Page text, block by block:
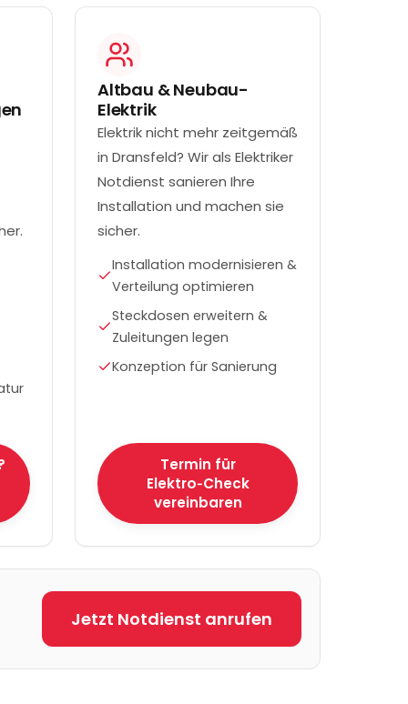
Altbau & Neubau-
Elektrik
Elektrik nicht mehr zeitgemäß
in Dransfeld? Wir als Elektriker
Notdienst sanieren Ihre
Installation und machen sie
sicher.
Installation modernisieren &
Verteilung optimieren
Steckdosen erweitern &
Zuleitungen legen
Konzeption für Sanierung
Termin für
Elektro‑Check
vereinbaren
Jetzt Notdienst anrufen